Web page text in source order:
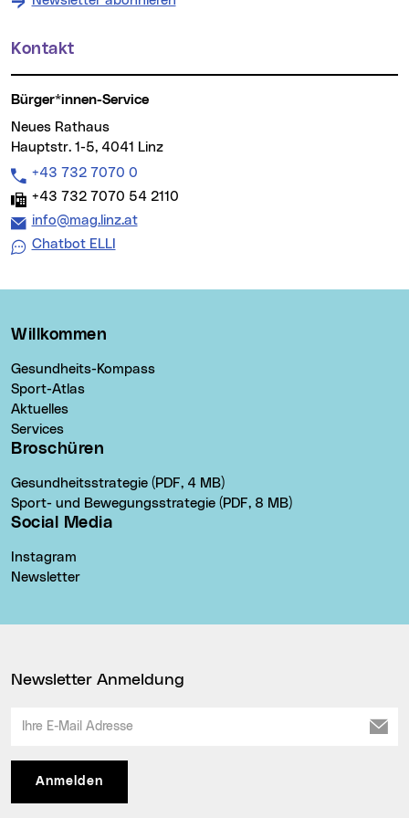
Kontakt
Bürger*innen-Service
Neues Rathaus
Hauptstr. 1-5, 4041 Linz
Telefon:
+43 732 7070 0
Fax:
+43 732 7070 54 2110
E-Mail Adresse:
info@mag.linz.at
Chatbot ELLI
Willkommen
Gesundheits-Kompass
Sport-Atlas
Aktuelles
Services
Broschüren
Gesundheitsstrategie (PDF, 4 MB)
Sport- und Bewegungsstrategie (PDF, 8 MB)
Social Media
Instagram
Newsletter
Newsletter Anmeldung
Anmelden